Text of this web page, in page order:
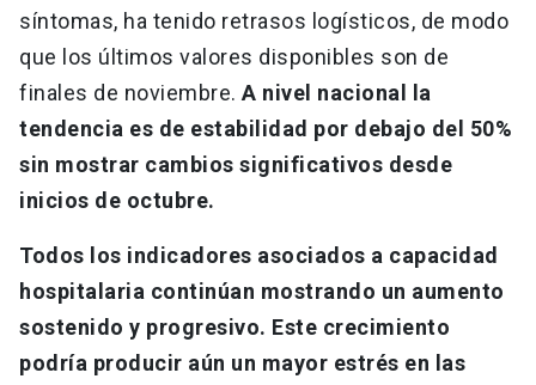
síntomas, ha tenido retrasos logísticos, de modo
que los últimos valores disponibles son de
finales de noviembre. A nivel nacional la
tendencia es de estabilidad por debajo del 50%
sin mostrar cambios significativos desde
inicios de octubre.
Todos los indicadores asociados a capacidad
hospitalaria continúan mostrando un aumento
sostenido y progresivo. Este crecimiento
podría producir aún un mayor estrés en las